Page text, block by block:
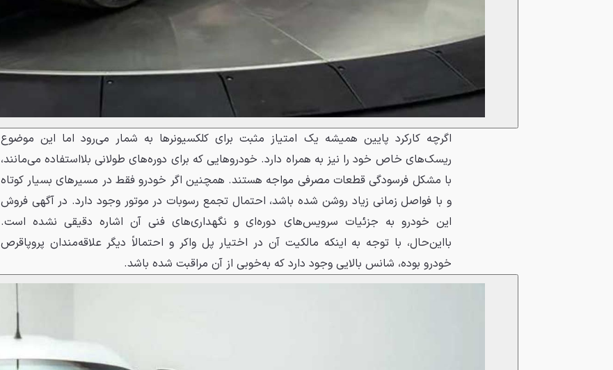
اگرچه کارکرد پایین همیشه یک امتیاز مثبت برای کلکسیونرها به شمار می‌رود اما این موضوع
ریسک‌های خاص خود را نیز به همراه دارد. خودروهایی که برای دوره‌های طولانی بلااستفاده می‌مانند،
با مشکل فرسودگی قطعات مصرفی مواجه هستند. همچنین اگر خودرو فقط در مسیرهای بسیار کوتاه
و با فواصل زمانی زیاد روشن شده باشد، احتمال تجمع رسوبات در موتور وجود دارد. در آگهی فروش
این خودرو به جزئیات سرویس‌های دوره‌ای و نگهداری‌های فنی آن اشاره دقیقی نشده است.
بااین‌حال، با توجه به اینکه مالکیت آن در اختیار پل واکر و احتمالاً دیگر علاقه‌مندان پروپاقرص
خودرو بوده، شانس بالایی وجود دارد که به‌خوبی از آن مراقبت شده باشد.